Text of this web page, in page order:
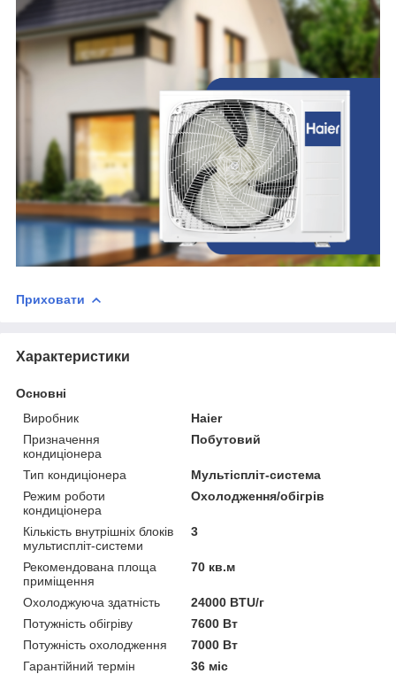
Приховати
Характеристики
Основні
Виробник
Haier
Призначення
кондиціонера
Побутовий
Тип кондиціонера
Мультіспліт-система
Режим роботи
кондиціонера
Охолодження/обігрів
Кількість внутрішніх блоків
мультиспліт-системи
3
Рекомендована площа
приміщення
70 кв.м
Охолоджуюча здатність
24000 BTU/г
Потужність обігріву
7600 Вт
Потужність охолодження
7000 Вт
Гарантійний термін
36 міс